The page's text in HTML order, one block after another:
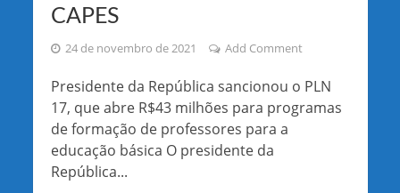
CAPES
24 de novembro de 2021 Add Comment
Presidente da República sancionou o PLN
17, que abre R$43 milhões para programas
de formação de professores para a
educação básica O presidente da
República...